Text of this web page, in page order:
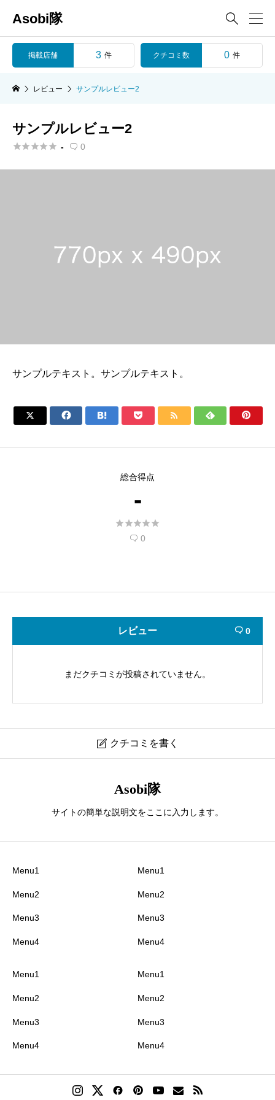
Asobi隊 
掲載店舗 3 件 クチコミ数 0 件
レビュー サンプルレビュー2
サンプルレビュー2
 -  0
サンプルテキスト。サンプルテキスト。
      
総合得点
-

 0
レビュー  0
まだクチコミが投稿されていません。
 クチコミを書く
ニックネーム 必須
クチコミのタイトル
Asobi隊
サイトの簡単な説明文をここに入力します。
Menu1
Menu2
Menu3
Menu4
Menu1
Menu2
Menu3
Menu4
Menu1
Menu2
Menu3
Menu4
Menu1
Menu2
Menu3
Menu4